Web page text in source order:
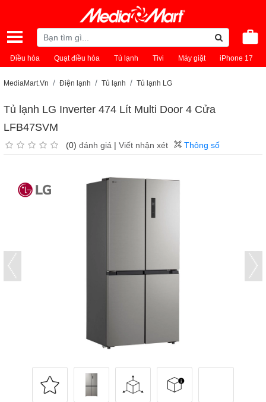
Điều hòa Quạt điều hòa Tủ lạnh Tivi Máy giặt iPhone 17
MediaMart.Vn Điện lạnh Tủ lạnh Tủ lạnh LG
Tủ lạnh LG Inverter 474 Lít Multi Door 4 Cửa
LFB47SVM
(0) đánh giá | Viết nhận xét Thông số